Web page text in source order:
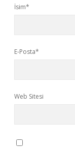
İsim*
E-Posta*
Web Sitesi